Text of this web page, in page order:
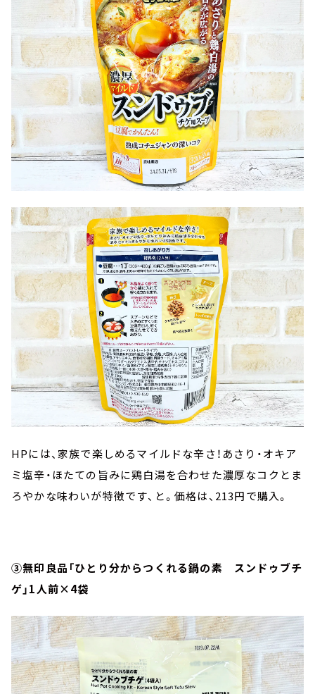
HPには、家族で楽しめるマイルドな辛さ！あさり・オキア
ミ塩辛・ほたての旨みに鶏白湯を合わせた濃厚なコクとま
ろやかな味わいが特徴です、と。価格は、213円で購入。
③無印良品「ひとり分からつくれる鍋の素 スンドゥブチ
ゲ」1人前×4袋